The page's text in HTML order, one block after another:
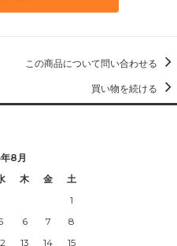
この商品について問い合わせる
買い物を続ける
8月
木 金
土
1
6 7
8
13 14
15